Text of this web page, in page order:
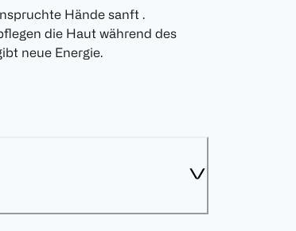
Hände sanft .
die Haut während des
neue Energie.